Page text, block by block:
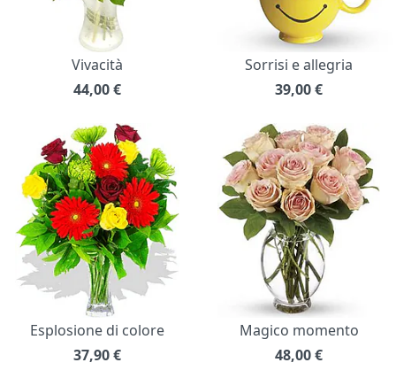
Vivacità
44,00€
Sorrisi e allegria
39,00€
Esplosione di colore
37,90€
Magico momento
48,00€